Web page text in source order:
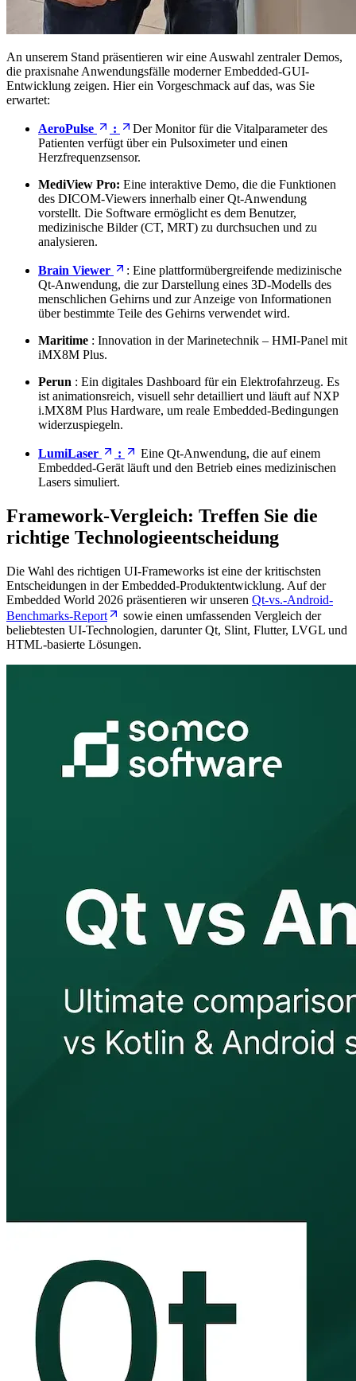
An unserem Stand präsentieren wir eine Auswahl zentraler Demos,
die praxisnahe Anwendungsfälle moderner Embedded-GUI-
Entwicklung zeigen. Hier ein Vorgeschmack auf das, was Sie
erwartet:
AeroPulse :
Der Monitor für die Vitalparameter des
Patienten verfügt über ein Pulsoximeter und einen
Herzfrequenzsensor.
MediView Pro: Eine interaktive Demo, die die Funktionen
des DICOM-Viewers innerhalb einer Qt-Anwendung
vorstellt. Die Software ermöglicht es dem Benutzer,
medizinische Bilder (CT, MRT) zu durchsuchen und zu
analysieren.
Brain Viewer
: Eine plattformübergreifende medizinische
Qt-Anwendung, die zur Darstellung eines 3D-Modells des
menschlichen Gehirns und zur Anzeige von Informationen
über bestimmte Teile des Gehirns verwendet wird.
Maritime : Innovation in der Marinetechnik – HMI-Panel mit
iMX8M Plus.
Perun : Ein digitales Dashboard für ein Elektrofahrzeug. Es
ist animationsreich, visuell sehr detailliert und läuft auf NXP
i.MX8M Plus Hardware, um reale Embedded-Bedingungen
widerzuspiegeln.
LumiLaser :
Eine Qt-Anwendung, die auf einem
Embedded-Gerät läuft und den Betrieb eines medizinischen
Lasers simuliert.
Framework-Vergleich: Treffen Sie die
richtige Technologieentscheidung
Die Wahl des richtigen UI-Frameworks ist eine der kritischsten
Entscheidungen in der Embedded-Produktentwicklung. Auf der
Embedded World 2026 präsentieren wir unseren Qt-vs.-Android-
Benchmarks-Report
sowie einen umfassenden Vergleich der
beliebtesten UI-Technologien, darunter Qt, Slint, Flutter, LVGL und
HTML-basierte Lösungen.